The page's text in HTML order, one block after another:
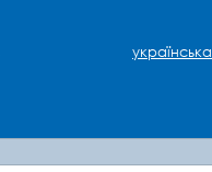
українська